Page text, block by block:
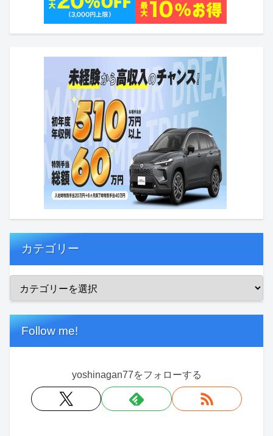
カテゴリー
Follow me!
yoshinagan77をフォローする